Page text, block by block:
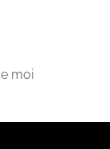
moi